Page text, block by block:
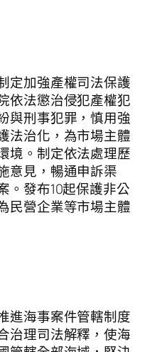
定加強產權司法保護
依法懲治侵犯產權犯
與刑事犯罪，慎用強
法治化，為市場主體
境。制定依法處理歷
意見，暢通申訴渠
。發布10起保護非公
民營企業等市場主體
進海事案件管轄制度
治理司法解釋，使海